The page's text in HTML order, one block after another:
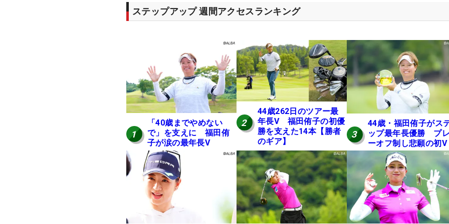
ステップアップ 週間アクセスランキング
1
「40歳までやめない
で」を支えに 福田侑
子が涙の最年長V
2
44歳262日のツアー最
年長V 福田侑子の初優
勝を支えた14本【勝者
のギア】
3
44歳・福田侑子がス
ップ最年長優勝 プ
ーオフ制し悲願の初V